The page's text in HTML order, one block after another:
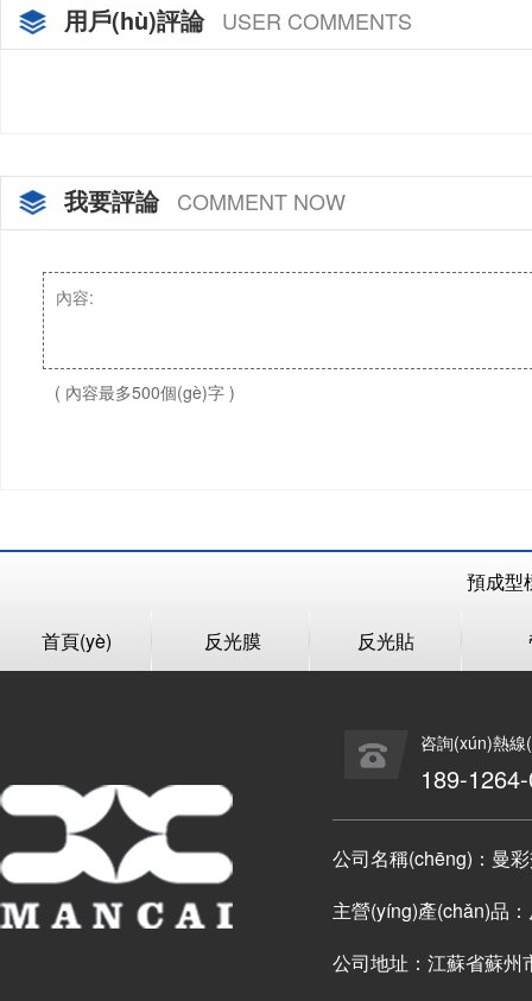
用戶(hù)評論 USER COMMENTS
我要評論 COMMENT NOW
( 內容最多500個(gè)字 )
首頁(yè) 反光膜 反光貼
預成型
咨詢(xún)熱線
189-
公司名稱(chēng)：曼
主營(yíng)產(chǎn)品
公司地址：江蘇省蘇州